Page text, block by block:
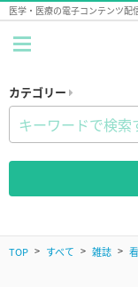
医学・医療の電子コンテンツ配
カテゴリー
TOP すべて 雑誌